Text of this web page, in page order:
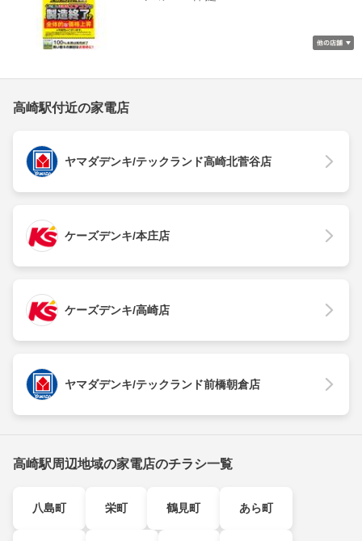
高崎駅付近の家電店
ヤマダデンキ/テックランド高崎北菅谷店
ケーズデンキ/本庄店
ケーズデンキ/高崎店
ヤマダデンキ/テックランド前橋朝倉店
高崎駅周辺地域の家電店のチラシ一覧
八島町 栄町 鶴見町 あら町